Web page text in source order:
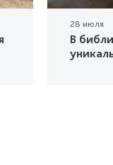
28 июля
В